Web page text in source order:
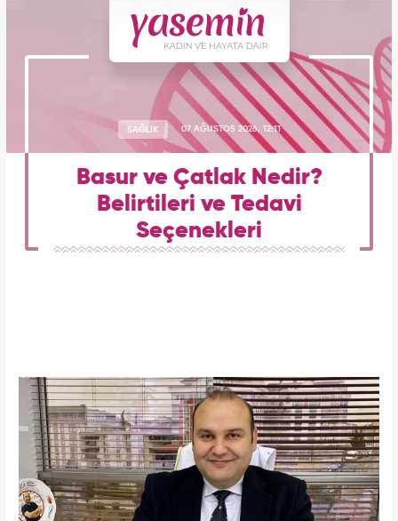
SAĞLIK 07 AĞUSTOS 2026, 12:11
Basur ve Çatlak Nedir?
Belirtileri ve Tedavi
Seçenekleri